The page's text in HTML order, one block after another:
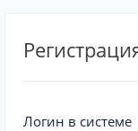
Логин в системе